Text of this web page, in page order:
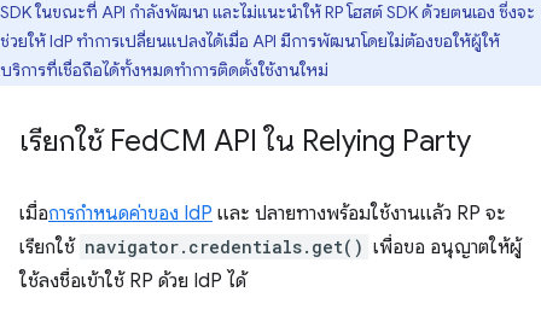
SDK ในขณะที่ API กำลังพัฒนา และไม่แนะนำให้ RP โฮสต์ SDK ด้วยตนเอง ซึ่งจะ
ช่วยให้ IdP ทำการเปลี่ยนแปลงได้เมื่อ API มีการพัฒนาโดยไม่ต้องขอให้ผู้ให้
บริการที่เชื่อถือได้ทั้งหมดทำการติดตั้งใช้งานใหม่
เรียกใช้ FedCM API ใน Relying Party
เมื่อการกำหนดค่าของ IdP และ ปลายทางพร้อมใช้งานแล้ว RP จะ
เรียกใช้ navigator.credentials.get() เพื่อขอ อนุญาตให้ผู้
ใช้ลงชื่อเข้าใช้ RP ด้วย IdP ได้